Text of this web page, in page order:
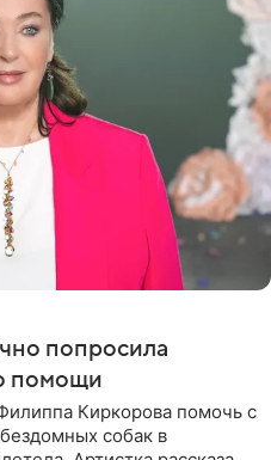
попросила
помощи
Киркорова помочь с
собак в